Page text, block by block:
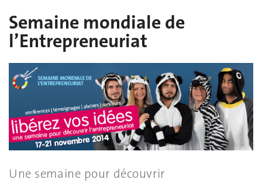
Semaine mondiale de
l’Entrepreneuriat
Une semaine pour découvrir